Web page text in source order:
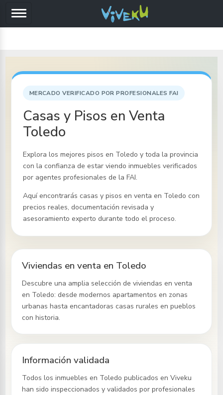
MERCADO VERIFICADO POR PROFESIONALES FAI
Casas y Pisos en Venta
Toledo
Explora los mejores pisos en Toledo y toda la provincia
con la confianza de estar viendo inmuebles verificados
por agentes profesionales de la FAI.
Aquí encontrarás casas y pisos en venta en Toledo con
precios reales, documentación revisada y
asesoramiento experto durante todo el proceso.
Viviendas en venta en Toledo
Descubre una amplia selección de viviendas en venta
en Toledo: desde modernos apartamentos en zonas
urbanas hasta encantadoras casas rurales en pueblos
con historia.
Información validada
Todos los inmueblesen Toledo publicados en Viveku
han sido inspeccionados y validados por profesionales